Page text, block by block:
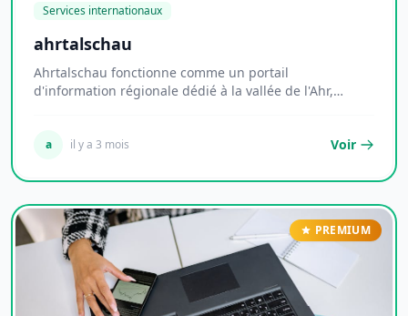
Services internationaux
ahrtalschau
Ahrtalschau fonctionne comme un portail
d'information régionale dédié à la vallée de l'Ahr,
a il y a 3 mois Voir
PREMIUM